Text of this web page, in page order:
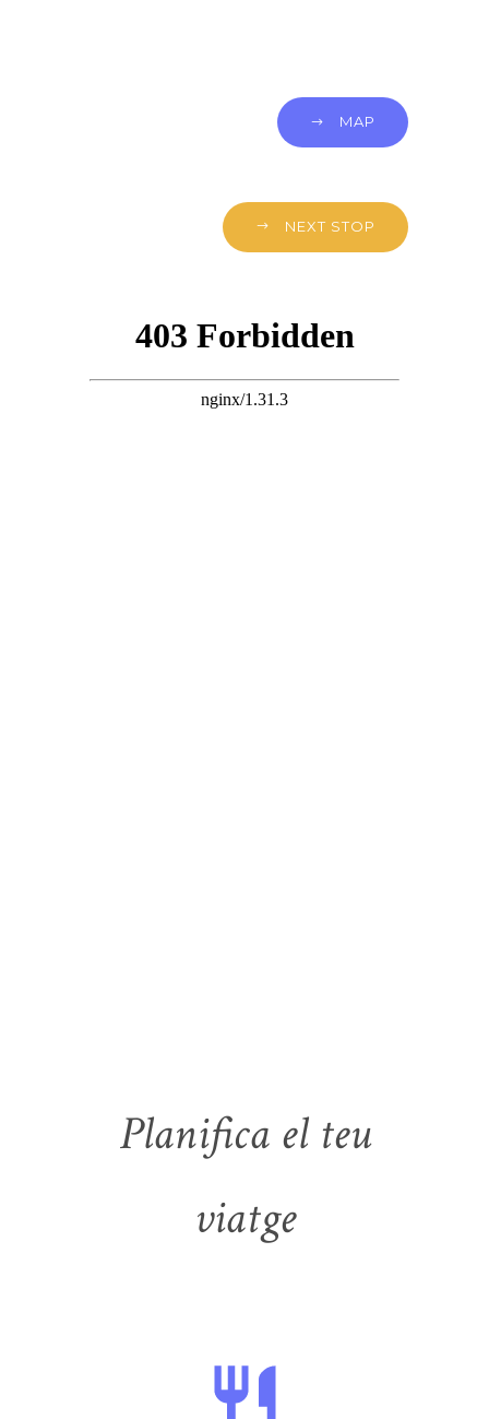
MAP
NEXT STOP
Planifica el teu
viatge